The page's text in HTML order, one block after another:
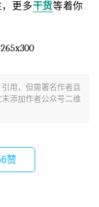
更多干货等着你
用，但需署名作者且
添加作者公众号二维
赞